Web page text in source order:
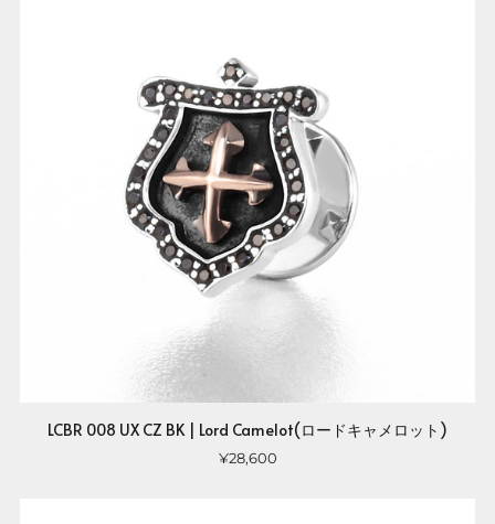
LCBR 008 UX CZ BK | Lord Camelot(ロードキャメロット)
¥28,600